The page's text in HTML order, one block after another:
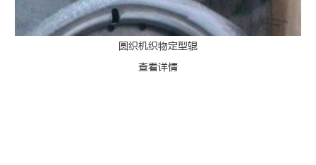
圆织机织物定型辊
查看详情